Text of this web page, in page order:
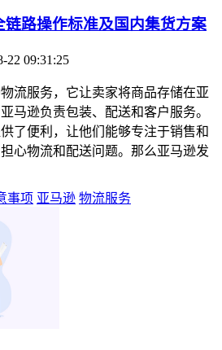
路操作标准及国内集货方案
22 09:31:25
流服务，它让卖家将商品存储在亚
马逊负责包装、配送和客户服务。
了便利，让他们能够专注于销售和
心物流和配送问题。那么亚马逊发
事项 亚马逊 物流服务